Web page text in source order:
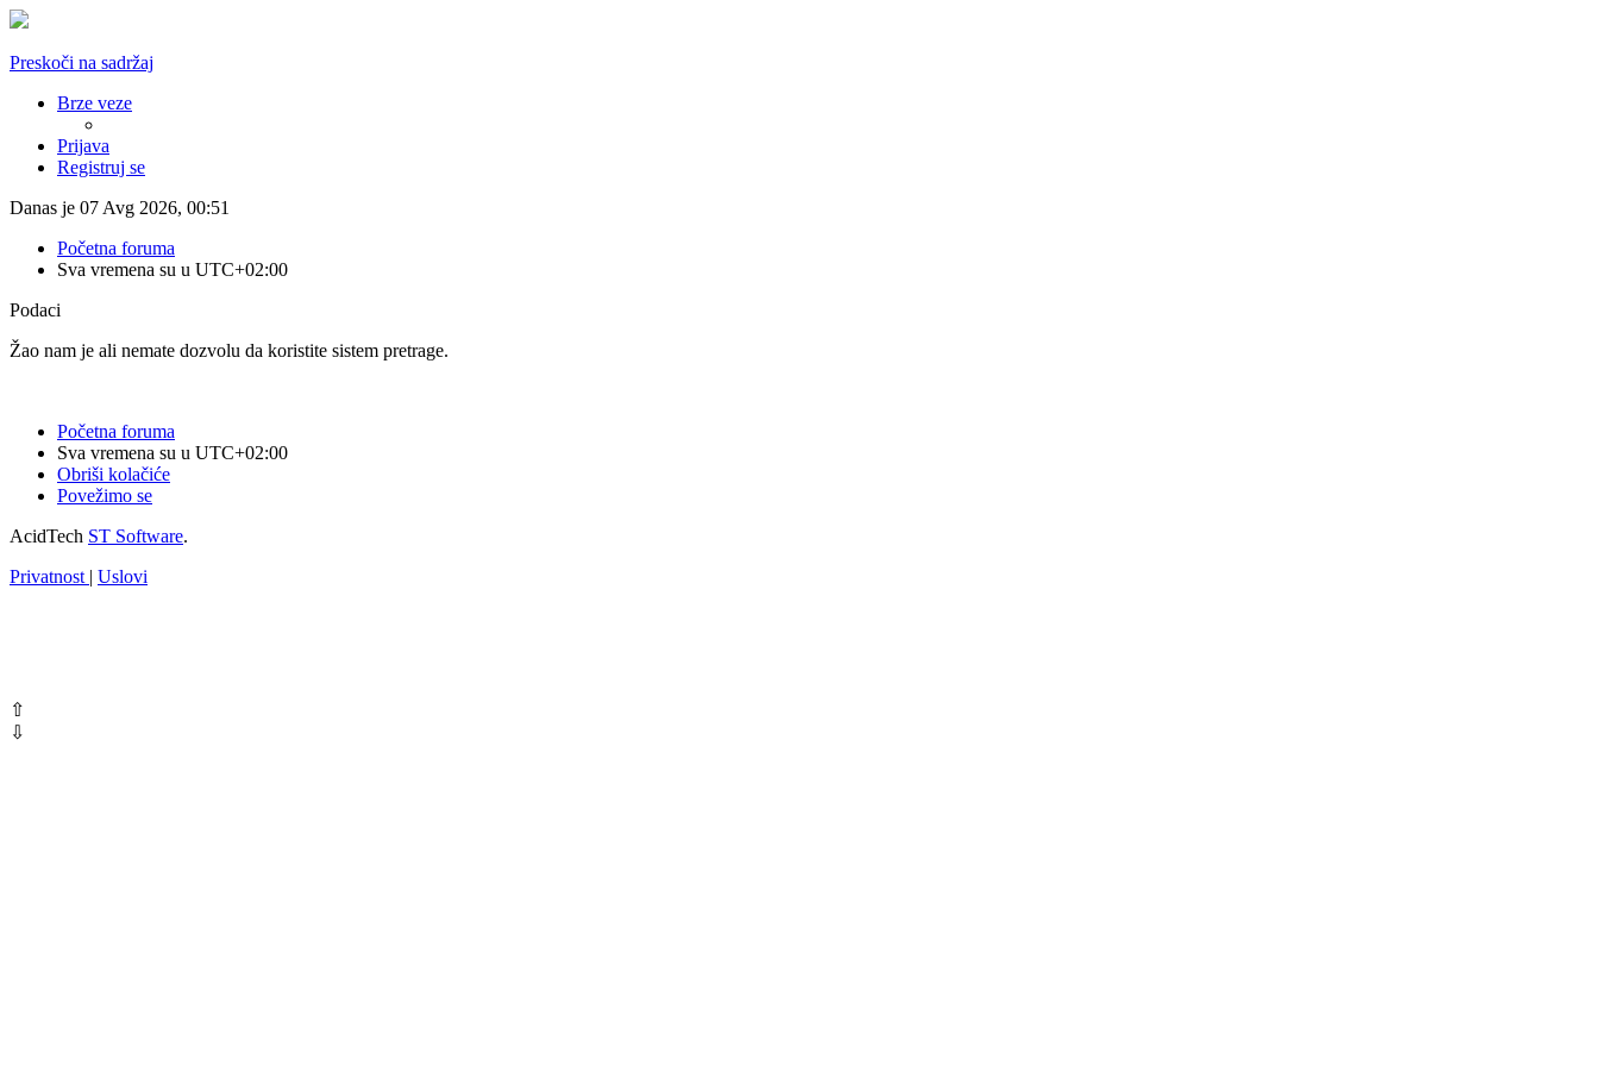
Preskoči na sadržaj
Brze veze
Prijava
Registruj se
Danas je 07 Avg 2026, 00:51
Početna foruma
Sva vremena su u UTC+02:00
Podaci
Žao nam je ali nemate dozvolu da koristite sistem pretrage.
Početna foruma
Sva vremena su u UTC+02:00
Obriši kolačiće
Povežimo se
AcidTech ST Software.
Privatnost | Uslovi
⇧
⇩